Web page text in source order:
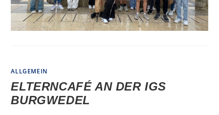
ALLGEMEIN
ELTERNCAFÉ AN DER IGS
BURGWEDEL